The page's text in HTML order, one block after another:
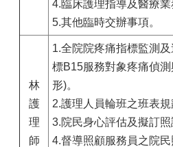
4.臨床護理指導及醫療業
5.其他臨時交辦事項。
林
護
理
師
1.全院院疼痛指標監測
標B15服務對象疼痛偵
形)。
2.護理人員輪班之班表規
3.院民身心評估及擬訂
4.督導照顧服務員之院